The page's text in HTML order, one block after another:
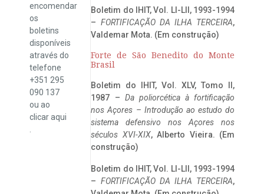
encomendar
os
boletins
disponíveis
através do
telefone
+351 295
090 137
ou ao
clicaraqui
Boletim do IHIT, Vol. LI-LII, 1993-1994
– FORTIFICAÇÃO DA ILHA TERCEIRA,
Valdemar Mota. (Em construção)
Forte de São Benedito do Monte
Brasil
Boletim do IHIT, Vol. XLV, Tomo II,
1987 – Da poliorcética à fortificação
nos Açores – Introdução ao estudo do
sistema defensivo nos Açores nos
séculos XVI-XIX, Alberto Vieira. (Em
construção)
Boletim do IHIT, Vol. LI-LII, 1993-1994
– FORTIFICAÇÃO DA ILHA TERCEIRA,